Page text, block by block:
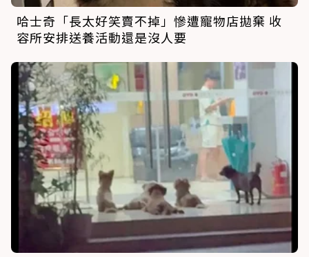
哈士奇「長太好笑賣不掉」慘遭寵物店拋棄 收
容所安排送養活動還是沒人要